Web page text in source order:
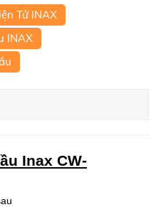
Tử INAX
INAX
Inax CW-